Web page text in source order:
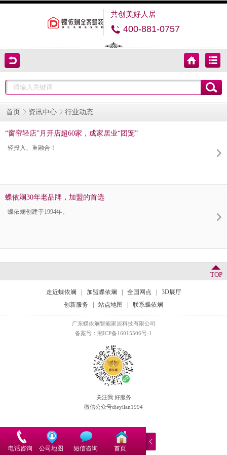
共创美好人居
400-881-0757
首页 资讯中心 行业动态
“窗帘轻店”月开店超60家，成家居业“团宠”
轻投入、重融合！
蝶依斓30年老品牌，加盟的首选
蝶依斓创建于1994年。
TOP
走近蝶依斓 加盟蝶依斓 全国网点
3D展厅
创新服务
站点地图 联系蝶依斓
广东蝶依斓智能家居科技有限公司
备案号：湘ICP备16015506号-1
关注我 好服务
微信公众号dieyilan1994
电话咨询 公司地图 短信咨询 首页